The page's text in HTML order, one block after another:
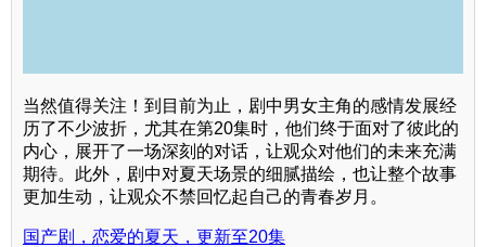
当然值得关注！到目前为止，剧中男女主角的感情发展经
历了不少波折，尤其在第20集时，他们终于面对了彼此的
内心，展开了一场深刻的对话，让观众对他们的未来充满
期待。此外，剧中对夏天场景的细腻描绘，也让整个故事
更加生动，让观众不禁回忆起自己的青春岁月。
国产剧，恋爱的夏天，更新至20集